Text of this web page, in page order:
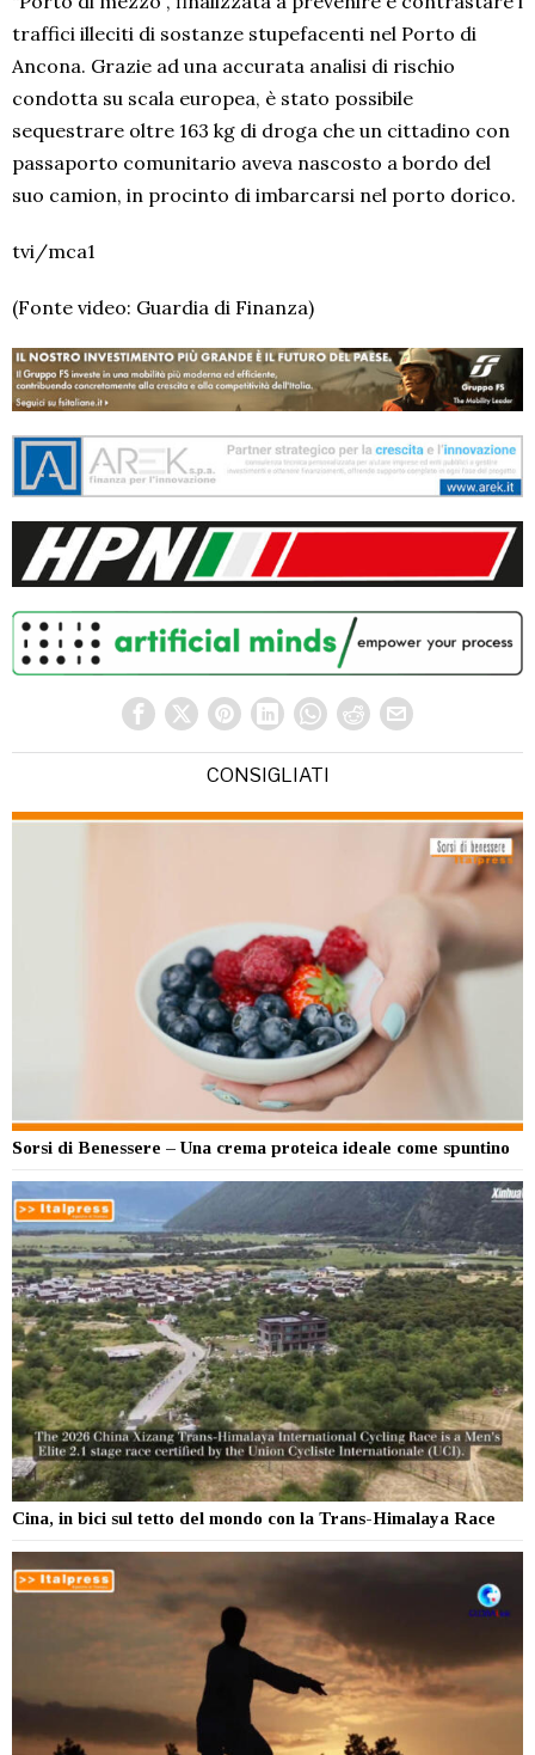
traffici illeciti di sostanze stupefacenti nel Porto di
Ancona. Grazie ad una accurata analisi di rischio
condotta su scala europea, è stato possibile
sequestrare oltre 163 kg di droga che un cittadino con
passaporto comunitario aveva nascosto a bordo del
suo camion, in procinto di imbarcarsi nel porto dorico.
tvi/mca1
(Fonte video: Guardia di Finanza)
CONSIGLIATI
Sorsi di Benessere – Una crema proteica ideale come spuntino
Cina, in bici sul tetto del mondo con la Trans-Himalaya Race